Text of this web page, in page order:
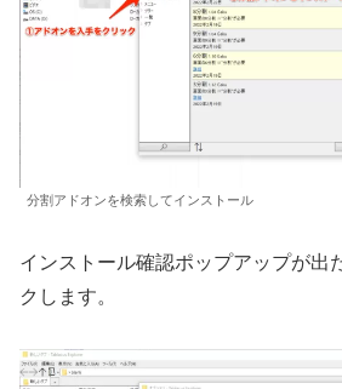
分割アドオンを検索してインストール
インストール確認ポップアップが出
クします。